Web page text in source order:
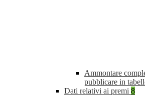
Ammontare
pubblicare in
Dati relativi ai premi 8